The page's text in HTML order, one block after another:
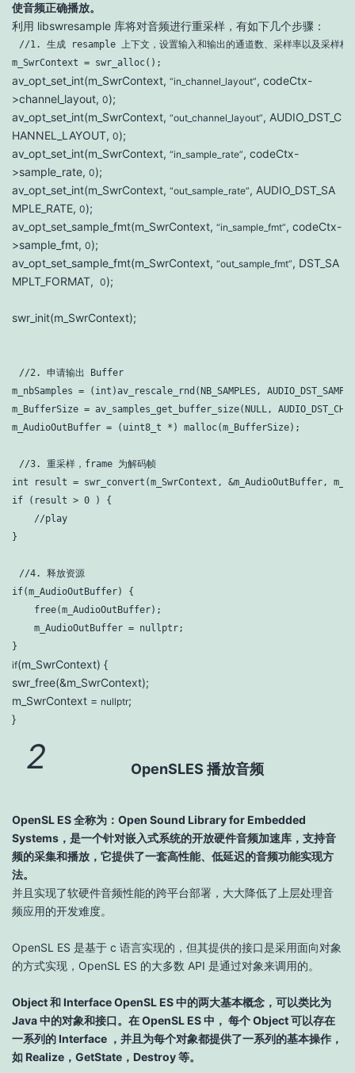
使音频正确播放。
利用 libswresample 库将对音频进行重采样，有如下几个步骤：
m_SwrContext = swr_alloc();
av_opt_set_int(m_SwrContext, “in_channel_layout”, codeCtx-
>channel_layout, 0);
av_opt_set_int(m_SwrContext, “out_channel_layout”, AUDIO_DST_C
HANNEL_LAYOUT, 0);
av_opt_set_int(m_SwrContext, “in_sample_rate”, codeCtx-
>sample_rate, 0);
av_opt_set_int(m_SwrContext, “out_sample_rate”, AUDIO_DST_SA
MPLE_RATE, 0);
av_opt_set_sample_fmt(m_SwrContext, “in_sample_fmt”, codeCtx-
>sample_fmt, 0);
av_opt_set_sample_fmt(m_SwrContext, “out_sample_fmt”, DST_SA
MPLT_FORMAT, 0);
swr_init(m_SwrContext);
//2. 申请输出 Buffer
m_nbSamples = ( int )av_rescale_rnd(NB_SAMPLES,
m_BufferSize = av_samples_get_buffer_size( NULL,
m_AudioOutBuffer = ( uint8_t *) malloc(m_BufferSize);
//3. 重采样，frame 为解码帧
int result = swr_convert(m_SwrContext, &m_AudioOutBuffer,
if (result > 0 ) {
//play
}
//4. 释放资源
if(m_AudioOutBuffer) {
free(m_AudioOutBuffer);
m_AudioOutBuffer = nullptr;
}
if(m_SwrContext) {
swr_free(&m_SwrContext);
m_SwrContext = nullptr;
}
2 OpenSLES 播放音频
OpenSL ES 全称为：Open Sound Library for Embedded
Systems，是一个针对嵌入式系统的开放硬件音频加速库，支持音
频的采集和播放，它提供了一套高性能、低延迟的音频功能实现方
法。
并且实现了软硬件音频性能的跨平台部署，大大降低了上层处理音
频应用的开发难度。
OpenSL ES 是基于 c 语言实现的，但其提供的接口是采用面向对象
的方式实现，OpenSL ES 的大多数 API 是通过对象来调用的。
Object 和 Interface OpenSL ES 中的两大基本概念，可以类比为
Java 中的对象和接口。在 OpenSL ES 中， 每个 Object 可以存在
一系列的 Interface ，并且为每个对象都提供了一系列的基本操作，
如 Realize，GetState，Destroy 等。